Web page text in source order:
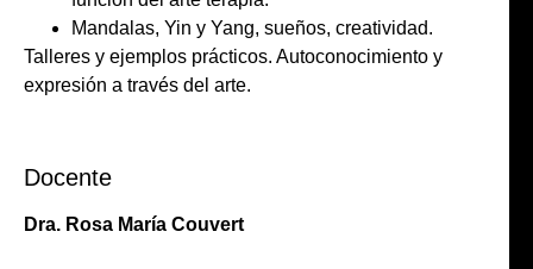
Mandalas, Yin y Yang, sueños, creatividad.
Talleres y ejemplos prácticos. Autoconocimiento y
expresión a través del arte.
Docente
Dra. Rosa María Couvert